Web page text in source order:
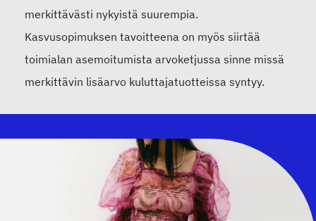
merkittävästi nykyistä suurempia.
Kasvusopimuksen tavoitteena on myös siirtää
toimialan asemoitumista arvoketjussa sinne missä
merkittävin lisäarvo kuluttajatuotteissa syntyy.